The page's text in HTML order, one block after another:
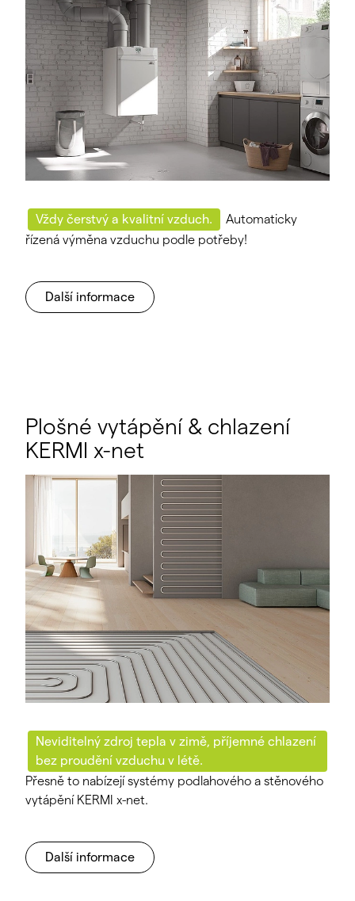
Vždy čerstvý a kvalitní vzduch.
Automaticky
řízená výměna vzduchu podle potřeby!
Další informace
Plošné vytápění & chlazení
KERMI x-net
Neviditelný zdroj tepla v zimě, příjemné chlazení
bez proudění vzduchu v létě.
Přesně to nabízejí systémy podlahového a stěnového
vytápění KERMI x-net.
Další informace